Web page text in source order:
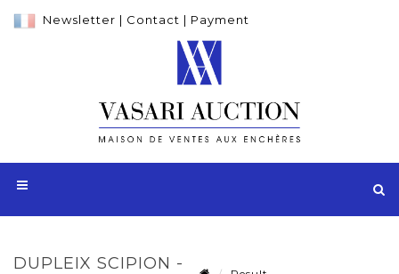
Newsletter | Contact | Payment
DUPLEIX SCIPION -